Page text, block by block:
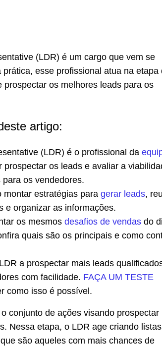
(LDR) é um cargo que vem se
esse profissional atua na etapa
os melhores leads para os
artigo:
(LDR) é o profissional da
prospectar os leads e avaliar a
os vendedores.
montar estratégias para gerar leads,
e organizar as informações.
os mesmos desafios de vendas do
quais são os principais e como
a prospectar mais leads
com facilidade. FAÇA UM TESTE
como isso é possível.
conjunto de ações visando prospectar
Nessa etapa, o LDR age criando
são aqueles com mais chances de